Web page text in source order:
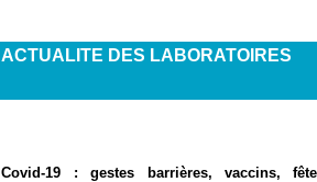
ACTUALITE DES LABORATOIRES
Covid-19 : gestes barrières, vaccins,